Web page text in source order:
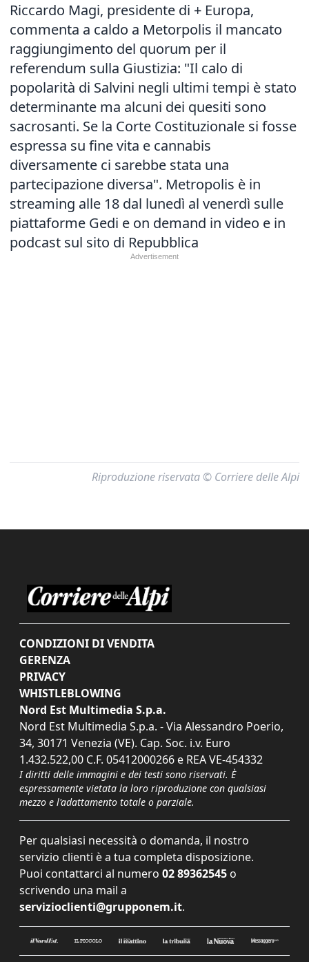
Riccardo Magi, presidente di + Europa,
commenta a caldo a Metorpolis il mancato
raggiungimento del quorum per il
referendum sulla Giustizia: "Il calo di
popolarità di Salvini negli ultimi tempi è stato
determinante ma alcuni dei quesiti sono
sacrosanti. Se la Corte Costituzionale si fosse
espressa su fine vita e cannabis
diversamente ci sarebbe stata una
partecipazione diversa". Metropolis è in
streaming alle 18 dal lunedì al venerdì sulle
piattaforme Gedi e on demand in video e in
podcast sul sito di Repubblica
Riproduzione riservata © Corriere delle Alpi
CONDIZIONI DI VENDITA
GERENZA
PRIVACY
WHISTLEBLOWING
Nord Est Multimedia S.p.a.
Nord Est Multimedia S.p.a. - Via Alessandro Poerio,
34, 30171 Venezia (VE). Cap. Soc. i.v. Euro
1.432.522,00 C.F. 05412000266 e REA VE-454332
I diritti delle immagini e dei testi sono riservati. È
espressamente vietata la loro riproduzione con qualsiasi
mezzo e l'adattamento totale o parziale.
Per qualsiasi necessità o domanda, il nostro
servizio clienti è a tua completa disposizione.
Puoi contattarci al numero 02 89362545 o
scrivendo una mail a
servizioclienti@grupponem.it.